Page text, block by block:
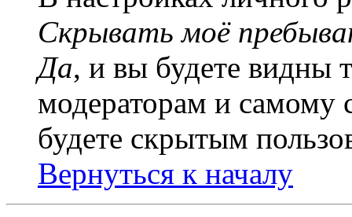
Скрывать моё
Да, и вы будете видны
модераторам и самому
будете скрытым
Вернуться к началу